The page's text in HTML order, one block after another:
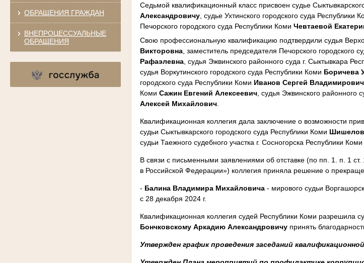
ОБРАЩЕНИЯ ГРАЖДАН
ВНЕПРОЦЕССУАЛЬНЫЕ
ОБРАЩЕНИЯ
Седьмой квалификационный класс присвоен судье
Александровичу , судье Ухтинского городского суда Республики
Печорского городского суда Республики КомиЧевтаевой
Свою профессиональную квалификацию подтвердили судья
Викторовна , заместитель председателя Печорского городского
Рафаэлевна , судья Эжвинского районного суда г. Сыктывкара
судья Воркутинского городского суда Республики Коми Боричева
городского суда Республики Коми Иванов Сергей Владимирович
КомиСажин Евгений Алексеевич , судья Эжвинского
Алексей Михайлович
Квалификационная коллегия дала заключение о возможности
судьи Сыктывкарского городского суда Республики Коми
судьи Таежного судебного участка г. Сосногорска Республики Коми
В связи с письменными заявлениями об отставке (по пп. 1. п. 1
в Российской Федерации») коллегия приняла решение о
- Балина Владимира Михайловича - мирового судьи
с 28 декабря 2024 г.
Квалификационная коллегия судей Республики Коми разрешила
Бончковскому Аркадию Александровичу принять
Утвержден график проведения заседаний